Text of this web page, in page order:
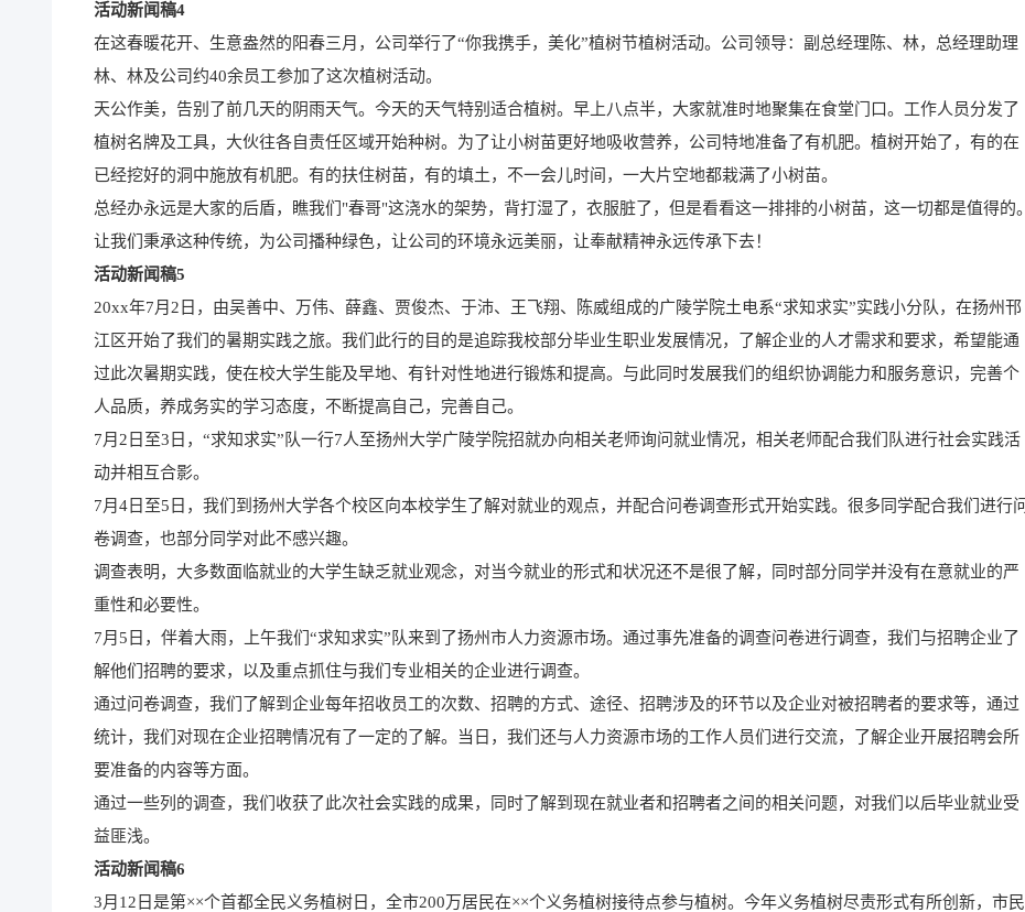
活动新闻稿4
在这春暖花开、生意盎然的阳春三月，公司举行了“你我携手，美化”植树节植树活动。公司领导：副总经理陈、林，总经理助理
林、林及公司约40余员工参加了这次植树活动。
天公作美，告别了前几天的阴雨天气。今天的天气特别适合植树。早上八点半，大家就准时地聚集在食堂门口。工作人员分发了
植树名牌及工具，大伙往各自责任区域开始种树。为了让小树苗更好地吸收营养，公司特地准备了有机肥。植树开始了，有的在
已经挖好的洞中施放有机肥。有的扶住树苗，有的填土，不一会儿时间，一大片空地都栽满了小树苗。
总经办永远是大家的后盾，瞧我们"春哥"这浇水的架势，背打湿了，衣服脏了，但是看看这一排排的小树苗，这一切都是值得的。
让我们秉承这种传统，为公司播种绿色，让公司的环境永远美丽，让奉献精神永远传承下去！
活动新闻稿5
20xx年7月2日，由吴善中、万伟、薛鑫、贾俊杰、于沛、王飞翔、陈威组成的广陵学院土电系“求知求实”实践小分队，在扬州邗
江区开始了我们的暑期实践之旅。我们此行的目的是追踪我校部分毕业生职业发展情况，了解企业的人才需求和要求，希望能通
过此次暑期实践，使在校大学生能及早地、有针对性地进行锻炼和提高。与此同时发展我们的组织协调能力和服务意识，完善个
人品质，养成务实的学习态度，不断提高自己，完善自己。
7月2日至3日，“求知求实”队一行7人至扬州大学广陵学院招就办向相关老师询问就业情况，相关老师配合我们队进行社会实践活
动并相互合影。
7月4日至5日，我们到扬州大学各个校区向本校学生了解对就业的观点，并配合问卷调查形式开始实践。很多同学配合我们进行问
卷调查，也部分同学对此不感兴趣。
调查表明，大多数面临就业的大学生缺乏就业观念，对当今就业的形式和状况还不是很了解，同时部分同学并没有在意就业的严
重性和必要性。
7月5日，伴着大雨，上午我们“求知求实”队来到了扬州市人力资源市场。通过事先准备的调查问卷进行调查，我们与招聘企业了
解他们招聘的要求，以及重点抓住与我们专业相关的企业进行调查。
通过问卷调查，我们了解到企业每年招收员工的次数、招聘的方式、途径、招聘涉及的环节以及企业对被招聘者的要求等，通过
统计，我们对现在企业招聘情况有了一定的了解。当日，我们还与人力资源市场的工作人员们进行交流，了解企业开展招聘会所
要准备的内容等方面。
通过一些列的调查，我们收获了此次社会实践的成果，同时了解到现在就业者和招聘者之间的相关问题，对我们以后毕业就业受
益匪浅。
活动新闻稿6
3月12日是第××个首都全民义务植树日，全市200万居民在××个义务植树接待点参与植树。今年义务植树尽责形式有所创新，市民